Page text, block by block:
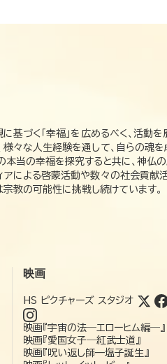
づく「幸福」を広めるべく、活動
々な人生経験を通して、自らの魂
当の幸福を探究すると共に、神仏
による啓蒙活動や数々の社会貢献
教の可能性に挑戦し続けています。
映画
HS ピクチャーズ スタジオ
映画『宇宙の法―エローヒム編―』
映画『愛国女子―紅武士道』
映画『呪い返し師—塩子誕生』